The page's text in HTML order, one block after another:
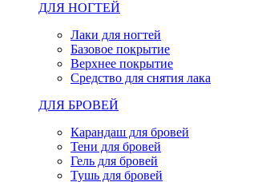
ДЛЯ НОГТЕЙ
Лаки для ногтей
Базовое покрытие
Верхнее покрытие
Средство для снятия лака
ДЛЯ БРОВЕЙ
Карандаш для бровей
Тени для бровей
Гель для бровей
Тушь для бровей